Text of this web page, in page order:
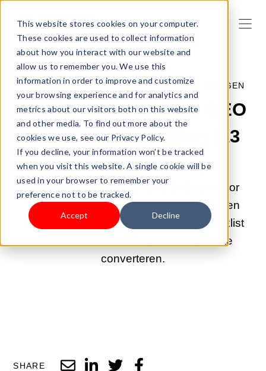
This website stores cookies on your computer.
These cookies are used to collect information
about how you interact with our website and
allow us to remember you. We use this
information in order to improve and customize
your browsing experience and for analytics and
metrics about our visitors both on this website
and other media. To find out more about the
cookies we use, see our Privacy Policy.
If you decline, your information won’t be tracked
when you visit this website. A single cookie will be
used in your browser to remember your
preference not to be tracked.
Accept Decline
27-JAN-2026 2:00:00 |MEER VERKEER KRIJGEN
Hoe u Valentijnsdag SEO
in 2026 kunt winnen (13
tips + checklist)
Deze gids bevat 13 GEO & SEO tips voor
Valentijnsdag: technische, inhoudelijke en
sociale SEO-strategieën, plus een checklist
om verkeer vast te leggen en kopers te
converteren.
SHARE